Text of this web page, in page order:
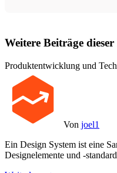
Weitere Beiträge
Produktentwicklung und
Von joel1
Ein Design System ist eine
Designelemente und -